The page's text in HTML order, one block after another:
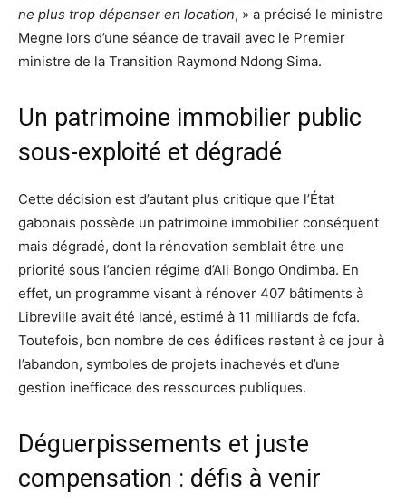
ne plus trop dépenser en location, » a précisé le ministre
Megne lors d’une séance de travail avec le Premier
ministre de la Transition Raymond Ndong Sima.
Un patrimoine immobilier public
sous-exploité et dégradé
Cette décision est d’autant plus critique que l’État
gabonais possède un patrimoine immobilier conséquent
mais dégradé, dont la rénovation semblait être une
priorité sous l’ancien régime d’Ali Bongo Ondimba. En
effet, un programme visant à rénover 407 bâtiments à
Libreville avait été lancé, estimé à 11 milliards de fcfa.
Toutefois, bon nombre de ces édifices restent à ce jour à
l’abandon, symboles de projets inachevés et d’une
gestion inefficace des ressources publiques.
Déguerpissements et juste
compensation : défis à venir